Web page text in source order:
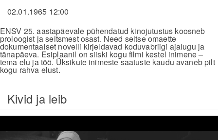
02.01.1965 12:00
ENSV 25. aastapäevale pühendatud kinojutustus koosneb
proloogist ja seitsmest osast. Need seitse omaette
dokumentaalset novelli kirjeldavad koduvabriigi ajalugu ja
tänapäeva. Esiplaanil on siiski kogu filmi kestel inimene –
tema elu ja töö. Üksikute inimeste saatuste kaudu avaneb pilt
kogu rahva elust.
Kivid ja leib